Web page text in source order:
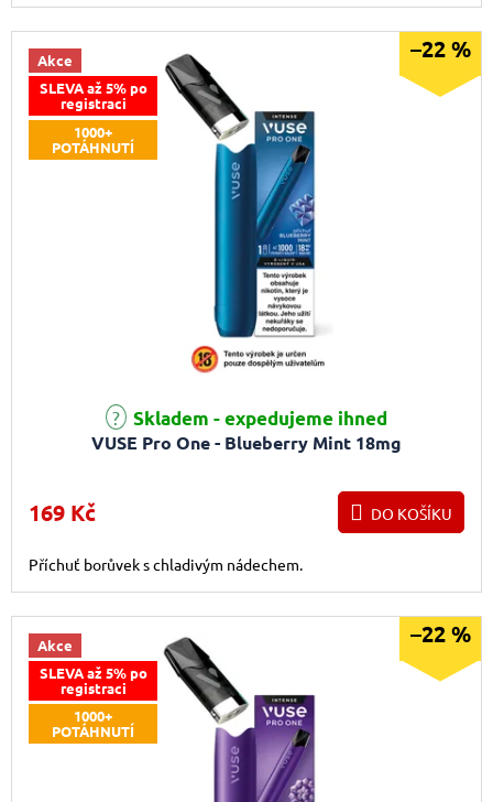
Akce
SLEVA až 5% po
registraci
1000+
POTÁHNUTÍ
–22 %
VUSE Pro One - Blueberry Mint 18mg
Skladem - expedujeme ihned
169 Kč DO KOŠÍKU
Příchuť borůvek s chladivým nádechem.
Akce
SLEVA až 5% po
registraci
1000+
POTÁHNUTÍ
–22 %